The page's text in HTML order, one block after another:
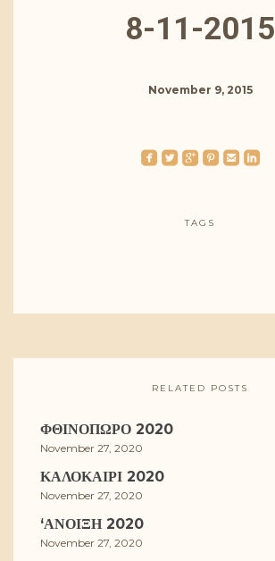
8-11-2015
November 9, 2015
roundedfacebook roundedtwitterbird roundedgoogleplus roundedpinterest roundedemail roundedlinkedin
TAGS
RELATED POSTS
ΦΘΙΝΌΠΩΡΟ 2020
November 27, 2020
ΚΑΛΟΚΑΊΡΙ 2020
November 27, 2020
‘ΑΝΟΙΞΗ 2020
November 27, 2020